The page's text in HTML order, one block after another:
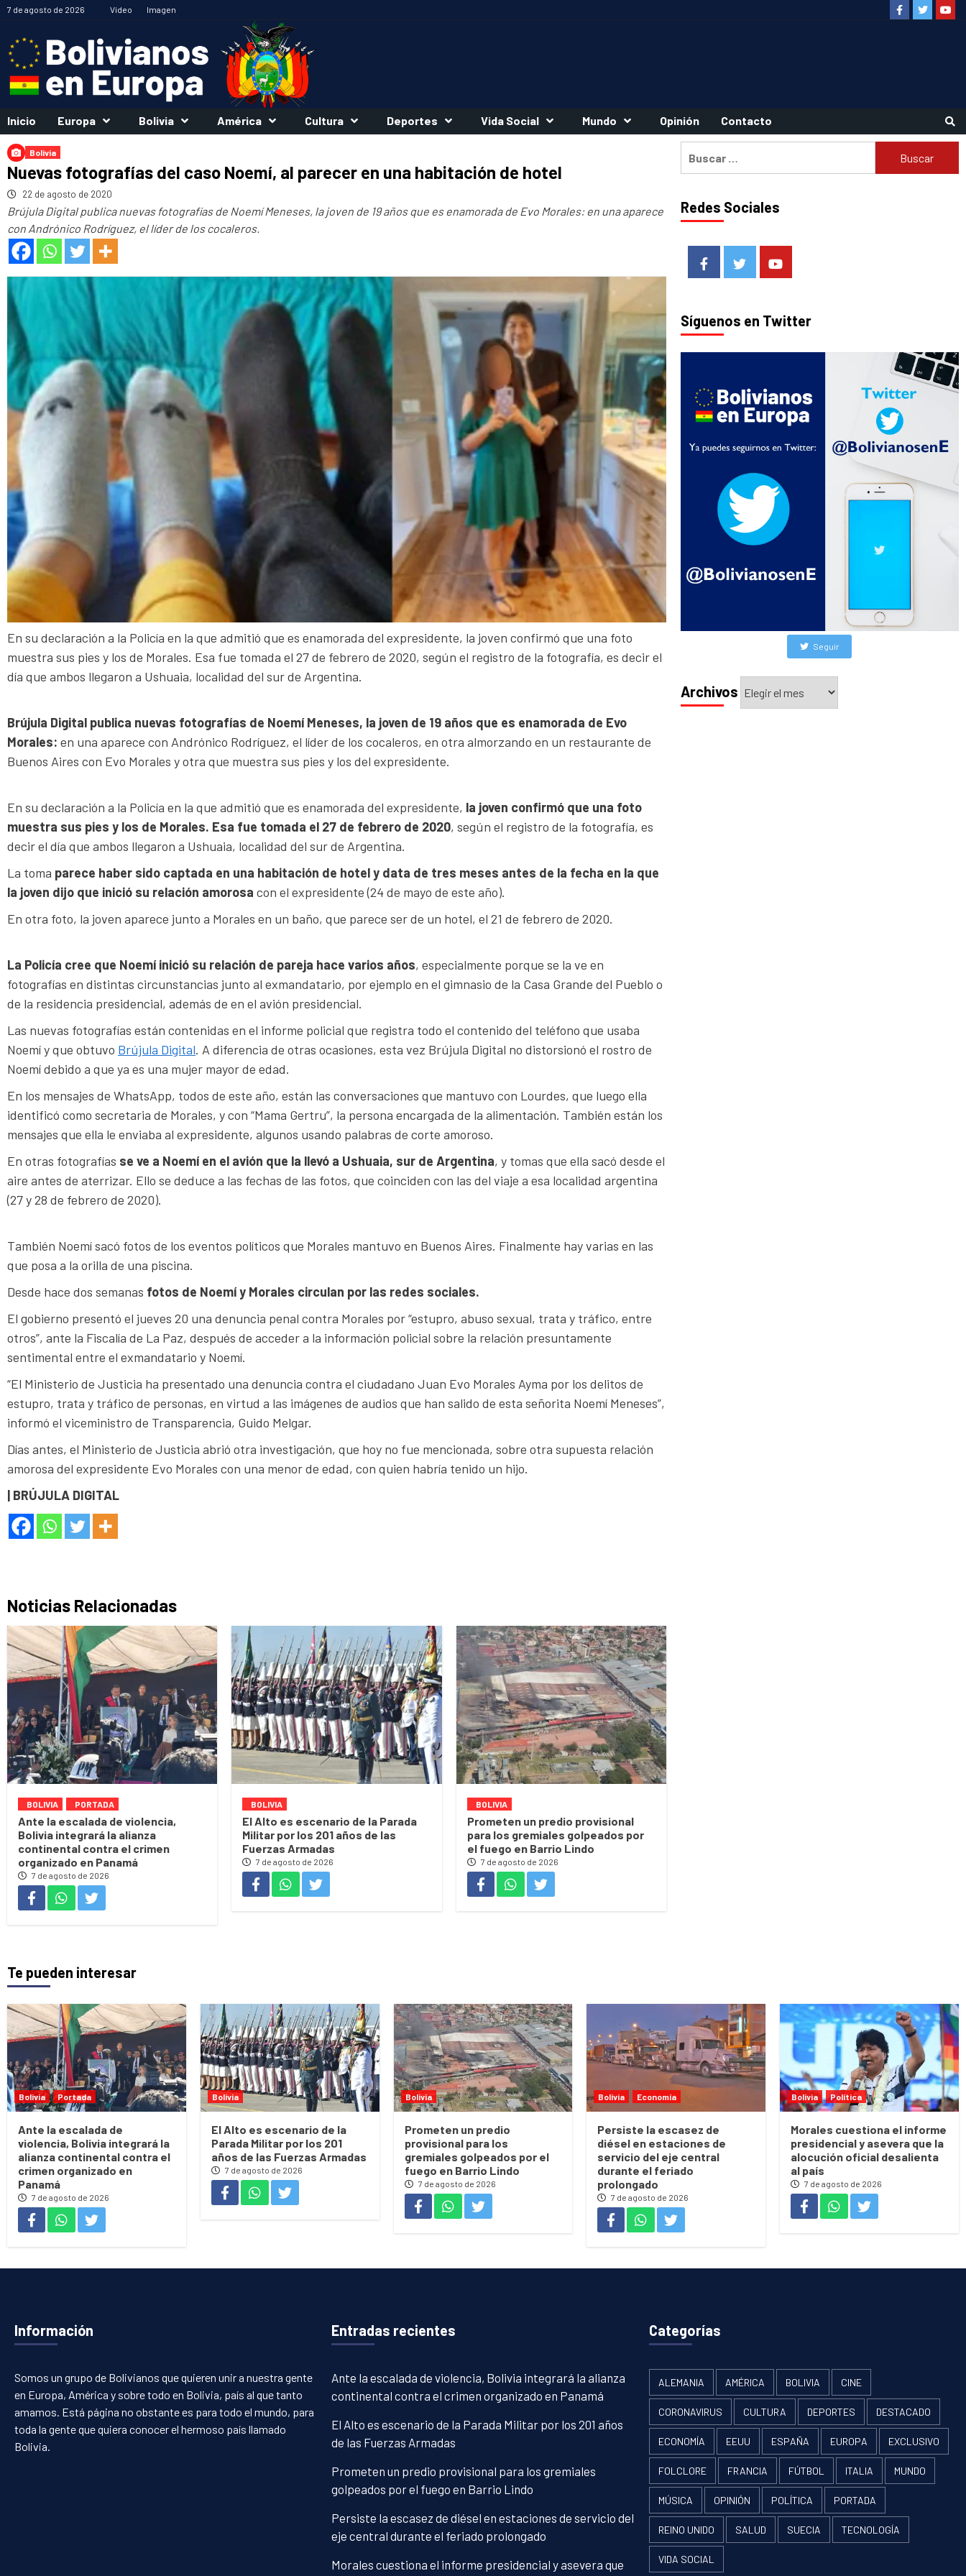
Saltar
contenido
7 de agosto de 2026 Vídeo Imagen FacebookTwitter
Inicio Europa Bolivia América Cultura Deportes Vida Social Mundo Opinión Contacto
Bolivia
Nuevas fotografías del caso Noemí, al parecer en una habitación de hotel
22 de agosto de 2020
Brújula Digital publica nuevas fotografías de Noemí Meneses, la joven de 19 años que es enamorada de Evo Morales: en una aparece
con Andrónico Rodríguez, el líder de los cocaleros.
En su declaración a la Policía en la que admitió que es enamorada del expresidente, la joven confirmó que una foto
muestra sus pies y los de Morales. Esa fue tomada el 27 de febrero de 2020, según el registro de la fotografía, es decir el
día que ambos llegaron a Ushuaia, localidad del sur de Argentina.
Brújula Digital publica nuevas fotografías de Noemí Meneses, la joven de 19 años que es enamorada de Evo
Morales: en una aparece con Andrónico Rodríguez, el líder de los cocaleros, en otra almorzando en un restaurante de
Buenos Aires con Evo Morales y otra que muestra sus pies y los del expresidente.
En su declaración a la Policía en la que admitió que es enamorada del expresidente, la joven confirmó que una foto
muestra sus pies y los de Morales. Esa fue tomada el 27 de febrero de 2020, según el registro de la fotografía, es
decir el día que ambos llegaron a Ushuaia, localidad del sur de Argentina.
La toma parece haber sido captada en una habitación de hotel y data de tres meses antes de la fecha en la que
la joven dijo que inició su relación amorosa con el expresidente (24 de mayo de este año).
En otra foto, la joven aparece junto a Morales en un baño, que parece ser de un hotel, el 21 de febrero de 2020.
La Policía cree que Noemí inició su relación de pareja hace varios años, especialmente porque se la ve en
fotografías en distintas circunstancias junto al exmandatario, por ejemplo en el gimnasio de la Casa Grande del Pueblo o
de la residencia presidencial, además de en el avión presidencial.
Las nuevas fotografías están contenidas en el informe policial que registra todo el contenido del teléfono que usaba
Noemí y que obtuvo Brújula Digital. A diferencia de otras ocasiones, esta vez Brújula Digital no distorsionó el rostro de
Noemí debido a que ya es una mujer mayor de edad.
En los mensajes de WhatsApp, todos de este año, están las conversaciones que mantuvo con Lourdes, que luego ella
identificó como secretaria de Morales, y con “Mama Gertru”, la persona encargada de la alimentación. También están los
mensajes que ella le enviaba al expresidente, algunos usando palabras de corte amoroso.
En otras fotografías se ve a Noemí en el avión que la llevó a Ushuaia, sur de Argentina, y tomas que ella sacó desde el
aire antes de aterrizar. Ello se deduce a las fechas de las fotos, que coinciden con las del viaje a esa localidad argentina
(27 y 28 de febrero de 2020).
También Noemí sacó fotos de los eventos políticos que Morales mantuvo en Buenos Aires. Finalmente hay varias en las
que posa a la orilla de una piscina.
Desde hace dos semanas fotos de Noemí y Morales circulan por las redes sociales.
El gobierno presentó el jueves 20 una denuncia penal contra Morales por “estupro, abuso sexual, trata y tráfico, entre
otros”, ante la Fiscalía de La Paz, después de acceder a la información policial sobre la relación presuntamente
sentimental entre el exmandatario y Noemí.
“El Ministerio de Justicia ha presentado una denuncia contra el ciudadano Juan Evo Morales Ayma por los delitos de
estupro, trata y tráfico de personas, en virtud a las imágenes de audios que han salido de esta señorita Noemí Meneses”,
informó el viceministro de Transparencia, Guido Melgar.
Días antes, el Ministerio de Justicia abrió otra investigación, que hoy no fue mencionada, sobre otra supuesta relación
amorosa del expresidente Evo Morales con una menor de edad, con quien habría tenido un hijo.
| BRÚJULA DIGITAL
Noticias Relacionadas
BOLIVIA PORTADA
Ante la escalada de violencia,
Bolivia integrará la alianza
continental contra el crimen
organizado en Panamá
7 de agosto de 2026
BOLIVIA
El Alto es escenario de la Parada
Militar por los 201 años de las
Fuerzas Armadas
7 de agosto de 2026
BOLIVIA
Prometen un predio provisional
para los gremiales golpeados por
el fuego en Barrio Lindo
7 de agosto de 2026
Redes Sociales
FacebookTwitterYoutube
Síguenos en Twitter
Seguir
Archivos
Archivos
Te pueden interesar
Bolivia Portada
Ante la escalada de
violencia, Bolivia integrará la
alianza continental contra el
crimen organizado en
Panamá
7 de agosto de 2026
Bolivia
El Alto es escenario de la
Parada Militar por los 201
años de las Fuerzas Armadas
7 de agosto de 2026
Bolivia
Prometen un predio
provisional para los
gremiales golpeados por el
fuego en Barrio Lindo
7 de agosto de 2026
Bolivia Economía
Persiste la escasez de
diésel en estaciones de
servicio del eje central
durante el feriado
prolongado
7 de agosto de 2026
Bolivia Política
Morales cuestiona el informe
presidencial y asevera que la
alocución oficial desalienta
al país
7 de agosto de 2026
Información
Somos un grupo de Bolivianos que quieren unir a nuestra gente
en Europa, América y sobre todo en Bolivia, país al que tanto
amamos. Está página no obstante es para todo el mundo, para
toda la gente que quiera conocer el hermoso país llamado
Bolivia.
Entradas recientes
Ante la escalada de violencia, Bolivia integrará la alianza
continental contra el crimen organizado en Panamá
El Alto es escenario de la Parada Militar por los 201 años
de las Fuerzas Armadas
Prometen un predio provisional para los gremiales
golpeados por el fuego en Barrio Lindo
Persiste la escasez de diésel en estaciones de servicio del
eje central durante el feriado prolongado
Morales cuestiona el informe presidencial y asevera que
Categorías
ALEMANIA AMÉRICA BOLIVIA CINE
CORONAVIRUS CULTURA DEPORTES DESTACADO
ECONOMÍA EEUU ESPAÑA EUROPA EXCLUSIVO
FOLCLORE FRANCIA FÚTBOL ITALIA MUNDO
MÚSICA OPINIÓN POLÍTICA PORTADA
REINO UNIDO SALUD SUECIA TECNOLOGÍA
VIDA SOCIAL